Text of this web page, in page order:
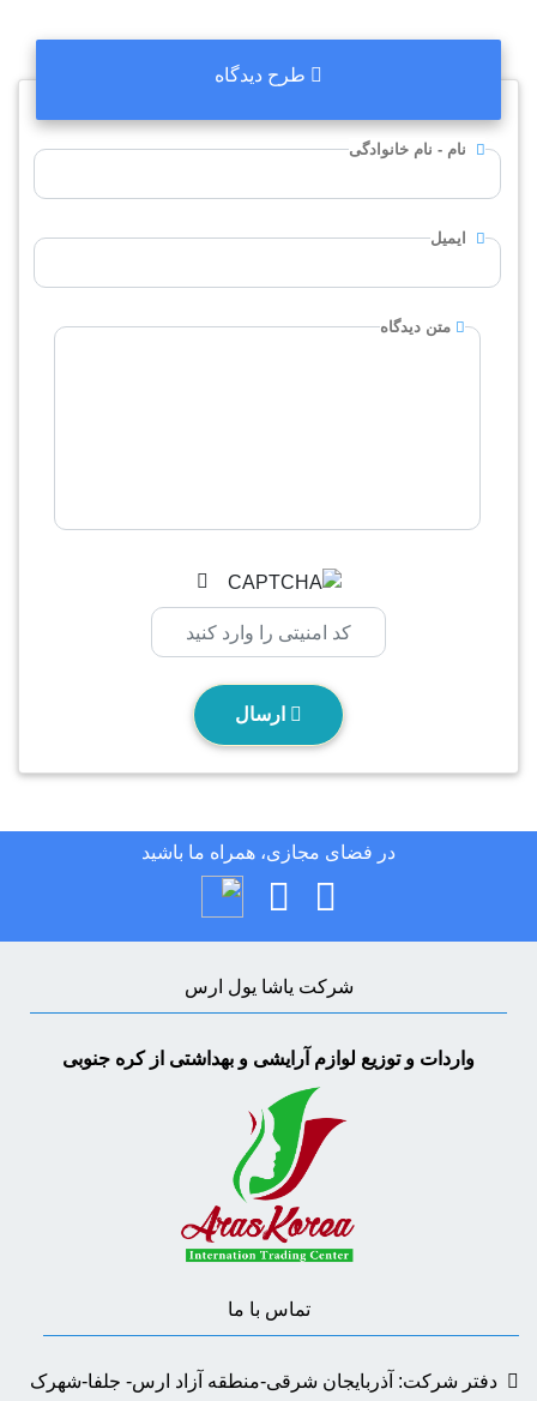
طرح دیدگاه
نام - نام خانوادگی
ایمیل
متن دیدگاه
ارسال
در فضای مجازی، همراه ما باشید
شرکت یاشا یول ارس
واردات و توزیع لوازم آرایشی و بهداشتی از کره جنوبی
تماس با ما
دفتر شرکت: آذربایجان شرقی-منطقه آزاد ارس- جلفا-شهرک